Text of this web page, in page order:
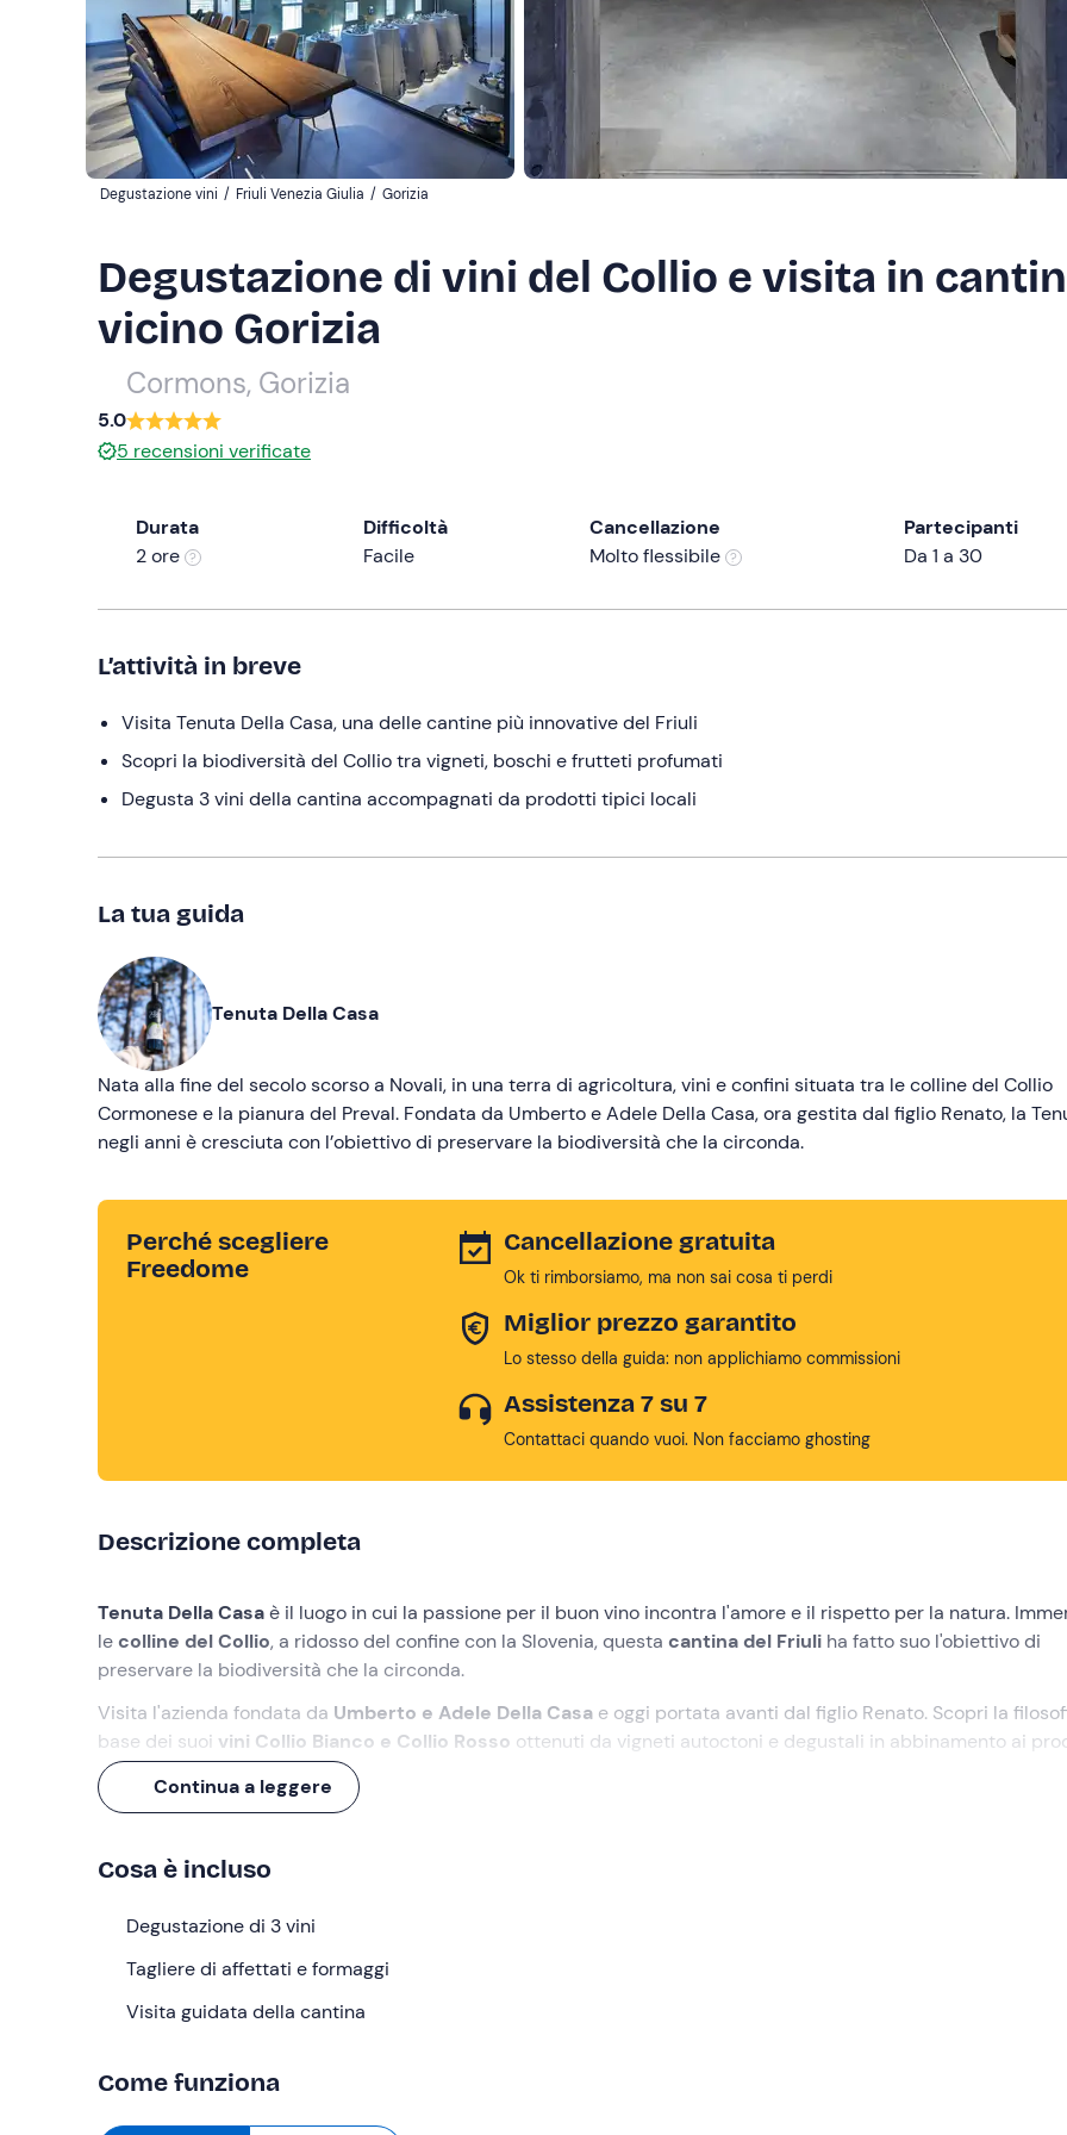
Degustazione vini / Friuli Venezia Giulia / Gorizia
Degustazione di vini del Collio e visita in
vicino Gorizia
Cormons, Gorizia
5.0
5 recensioni verificate
Durata
2 ore
Difficoltà
Facile
Cancellazione
Molto flessibile
Partecipanti
Da 1 a 30
L’attività in breve
Visita Tenuta Della Casa, una delle cantine più innovative del Friuli
Scopri la biodiversità del Collio tra vigneti, boschi e frutteti profumati
Degusta 3 vini della cantina accompagnati da prodotti tipici locali
La tua guida
Tenuta Della Casa
Nata alla fine del secolo scorso a Novali, in una terra di agricoltura, vini e confini situata tra le colline del Collio
Cormonese e la pianura del Preval. Fondata da Umberto e Adele Della Casa, ora gestita dal figlio Renato, la
negli anni è cresciuta con l’obiettivo di preservare la biodiversità che la circonda.
Perché scegliere
Freedome
Cancellazione gratuita
Ok ti rimborsiamo, ma non sai cosa ti perdi
Miglior prezzo garantito
Lo stesso della guida: non applichiamo commissioni
Assistenza 7 su 7
Contattaci quando vuoi. Non facciamo ghosting
Descrizione completa
Tenuta Della Casaè il luogo in cui la passione per il buon vino incontra l'amore e il rispetto per la natura.
le colline del Collio, a ridosso del confine con la Slovenia, questa cantina del Friuli ha fatto suo l'obiettivo di
preservare la biodiversità che la circonda.
Visita l'azienda fondata da Umberto e Adele Della Casa e oggi portata avanti dal figlio Renato. Scopri la
base dei suoi vini Collio Bianco e Collio Rosso ottenuti da vigneti autoctoni e degustali in abbinamento ai
del territorio.
Se per tedegustazionefa rima con emozione, sei nel posto giusto!
Cosa faremo
la filosofia della loro azienda, impegnata a preservare la
circondano la proprietà, i vigneti si alternano ad ampie zone boschive, prati e frutteti, e ospitano
Inizieremo la nostravisita della cantina
Continua a leggere
Cosa è incluso
Degustazione di 3 vini
Tagliere di affettati e formaggi
Visita guidata della cantina
Come funziona